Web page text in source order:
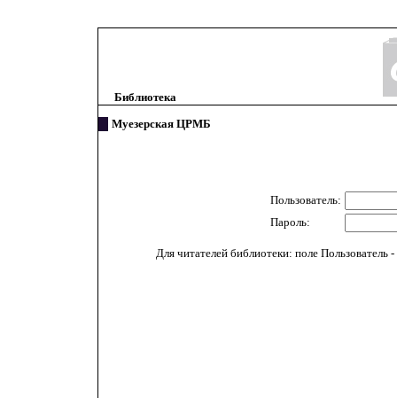
Библиотека
Муезерская ЦРМБ
Пользователь:
Пароль:
Для читателей библиотеки: поле Пользователь